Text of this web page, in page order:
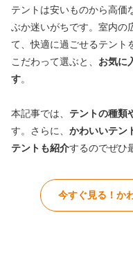
テントは安いものから高価
ぶか迷いがちです。室内の
て、快適に過ごせるテント
こだわって選ぶと、 お気に
す。
本記事では、 テントの種類
す。さらに、 かわいいテン
テントも紹介するのでぜひ
今すぐ見る！か